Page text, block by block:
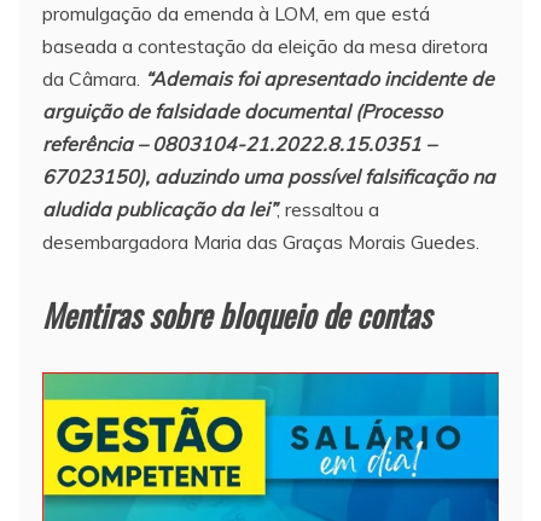
promulgação da emenda à LOM, em que está
baseada a contestação da eleição da mesa diretora
da Câmara. “Ademais foi apresentado incidente de
arguição de falsidade documental (Processo
referência – 0803104-21.2022.8.15.0351 –
67023150), aduzindo uma possível falsificação na
aludida publicação da lei”, ressaltou a
desembargadora Maria das Graças Morais Guedes.
Mentiras sobre bloqueio de contas